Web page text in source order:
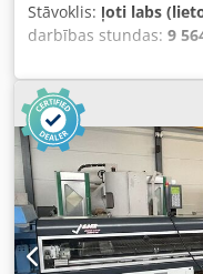
Stāvoklis: ļoti labs
darbības stundas: 9
, CNC
IEPRIEKŠNOSTATNE 2
Dcjdewayv Ejpfx Ai Tek